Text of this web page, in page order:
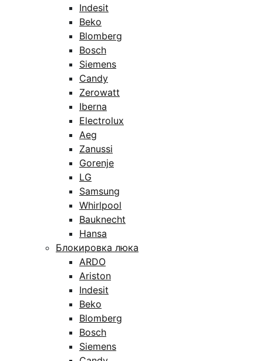
Indesit
Beko
Blomberg
Bosch
Siemens
Candy
Zerowatt
Iberna
Electrolux
Aeg
Zanussi
Gorenje
LG
Samsung
Whirlpool
Bauknecht
Hansa
Блокировка люка
ARDO
Ariston
Indesit
Beko
Blomberg
Bosch
Siemens